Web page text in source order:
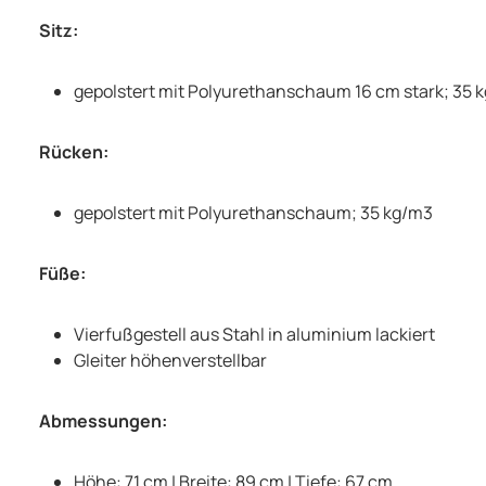
Sitz:
gepolstert mit Polyurethanschaum 16 cm stark; 35
Rücken:
gepolstert mit Polyurethanschaum; 35 kg/m3
Füße:
Vierfußgestell aus Stahl in aluminium lackiert
Gleiter höhenverstellbar
Abmessungen: